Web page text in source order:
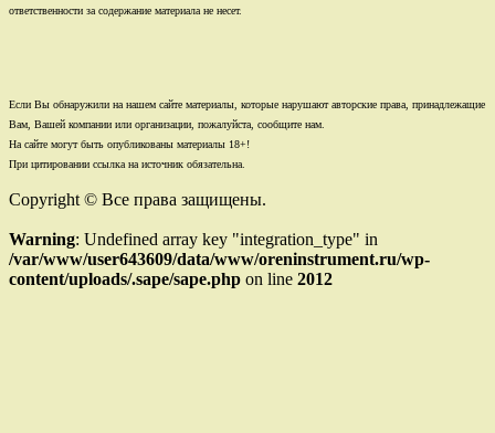
ответственности за содержание материала не несет.
Если Вы обнаружили на нашем сайте материалы, которые нарушают авторские права, принадлежащие
Вам, Вашей компании или организации, пожалуйста, сообщите нам.
На сайте могут быть опубликованы материалы 18+!
При цитировании ссылка на источник обязательна.
Copyright © Все права защищены.
Warning: Undefined array key "integration_type" in
/var/www/user643609/data/www/oreninstrument.ru/wp-
content/uploads/.sape/sape.php on line 2012